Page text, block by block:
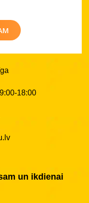
18:00
un ikdienai